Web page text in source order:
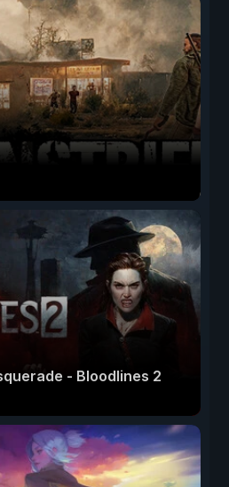
- Bloodlines 2